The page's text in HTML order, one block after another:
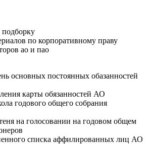
подборку
по корпоративному праву
ао и пао
основных постоянных обазанностей
карты обязанностей АО
годового общего собрания
на голосовании на годовом общем
списка аффилированных лиц АО